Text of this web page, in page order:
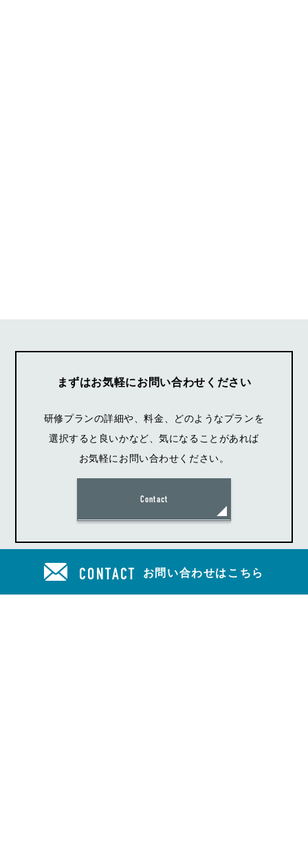
CONTACT お問い合わせはこちら
まずはお気軽にお問い合わせください
研修プランの詳細や、料金、どのようなプランを
選択すると良いかなど、気になることがあれば
お気軽にお問い合わせください。
Contact